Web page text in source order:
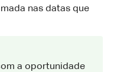
nas datas que
a oportunidade